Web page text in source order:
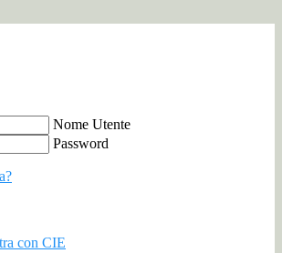
Nome Utente
Password
con CIE